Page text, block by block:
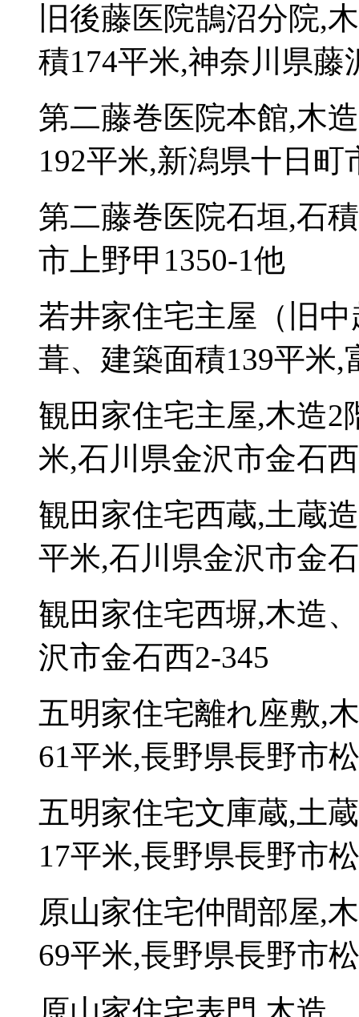
旧後藤医院鵠沼分院,
積174平米,神奈川県藤
第二藤巻医院本館,木
192平米,新潟県十日町
第二藤巻医院石垣,石
市上野甲1350-1他
若井家住宅主屋（旧
葺、建築面積139平米,
観田家住宅主屋,木造2
米,石川県金沢市金石
観田家住宅西蔵,土蔵
平米,石川県金沢市金
観田家住宅西塀,木造
沢市金石西2-345
五明家住宅離れ座敷,
61平米,長野県長野市
五明家住宅文庫蔵,土
17平米,長野県長野市
原山家住宅仲間部屋,
69平米,長野県長野市